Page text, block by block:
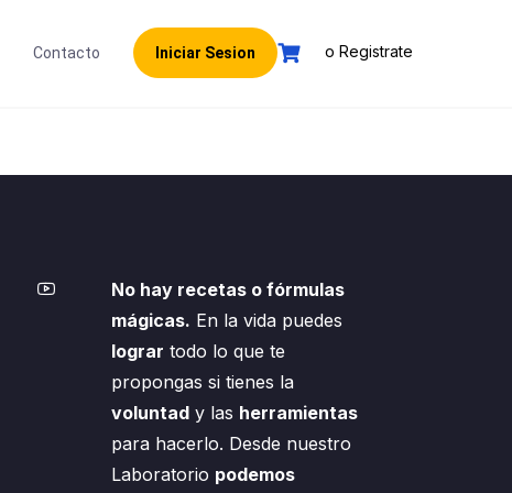
Contacto Iniciar Sesion o Registrate
No hay recetas o fórmulas
mágicas. En la vida puedes
lograr todo lo que te
propongas si tienes la
voluntady las herramientas
para hacerlo. Desde nuestro
Laboratorio podemos